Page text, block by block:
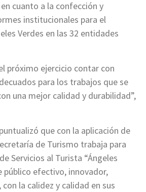
cuanto a la confección y
institucionales para el
Verdes en las 32 entidades
próximo ejercicio contar con
para los trabajos que se
una mejor calidad y durabilidad”,
que con la aplicación de
de Turismo trabaja para
Servicios al Turista “Ángeles
público efectivo, innovador,
la calidez y calidad en sus